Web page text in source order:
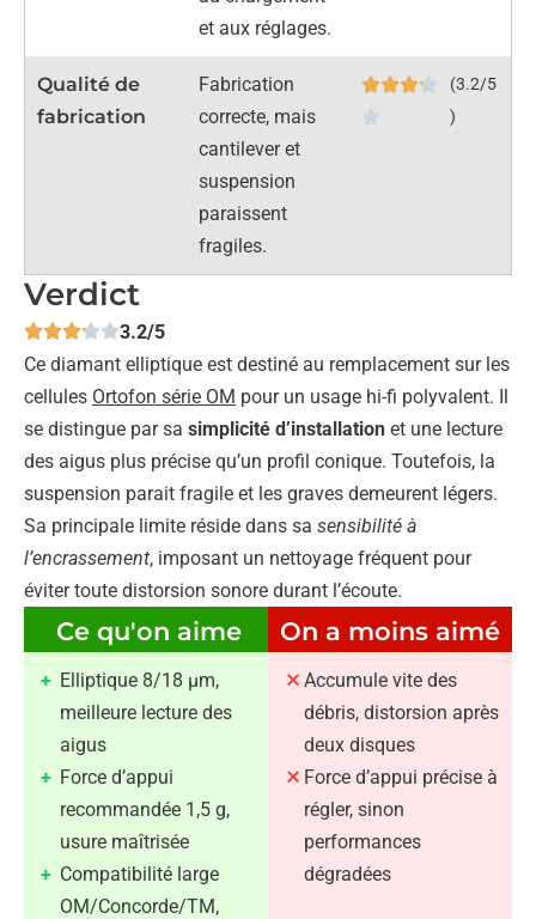
et aux réglages.
Qualité de
fabrication
Fabrication
correcte, mais
cantilever et
suspension
paraissent
fragiles.
(3.2/5
)
Verdict
3.2/5
Ce diamant elliptique est destiné au remplacement sur les
cellules Ortofon série OM pour un usage hi-fi polyvalent. Il
se distingue par sa simplicité d’installation et une lecture
des aigus plus précise qu’un profil conique. Toutefois, la
suspension parait fragile et les graves demeurent légers.
Sa principale limite réside dans sa sensibilité à
l’encrassement, imposant un nettoyage fréquent pour
éviter toute distorsion sonore durant l’écoute.
Ce qu'on aime
Elliptique 8/18 µm,
meilleure lecture des
aigus
Force d’appui
recommandée 1,5 g,
usure maîtrisée
Compatibilité large
OM/Concorde/TM,
On a moins aimé
Accumule vite des
débris, distorsion après
deux disques
Force d’appui précise à
régler, sinon
performances
dégradées